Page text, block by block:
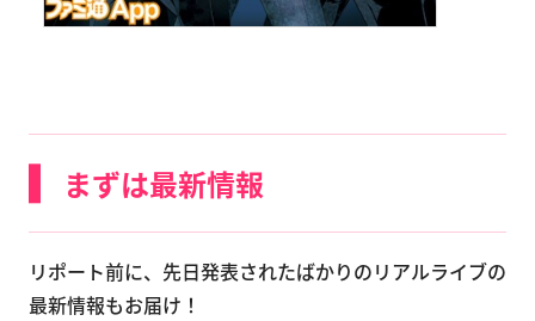
まずは最新情報
リポート前に、先日発表されたばかりのリアルライブの
最新情報もお届け！